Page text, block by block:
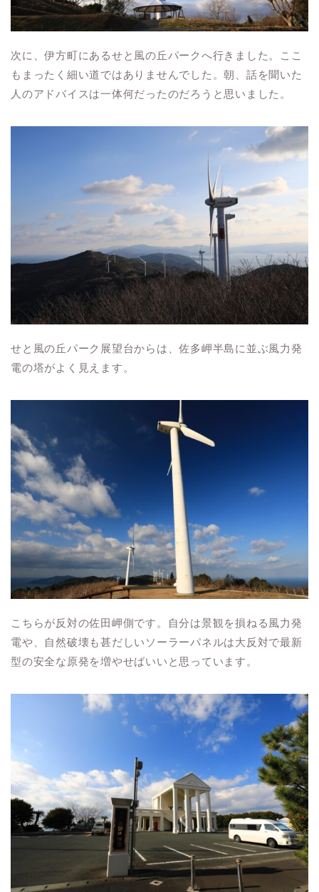
次に、伊方町にあるせと風の丘パークへ行きました。ここ
もまったく細い道ではありませんでした。朝、話を聞いた
人のアドバイスは一体何だったのだろうと思いました。
せと風の丘パーク展望台からは、佐多岬半島に並ぶ風力発
電の塔がよく見えます。
こちらが反対の佐田岬側です。自分は景観を損ねる風力発
電や、自然破壊も甚だしいソーラーパネルは大反対で最新
型の安全な原発を増やせばいいと思っています。